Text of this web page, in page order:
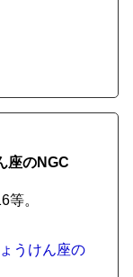
座のNGC
等。
うけん座の